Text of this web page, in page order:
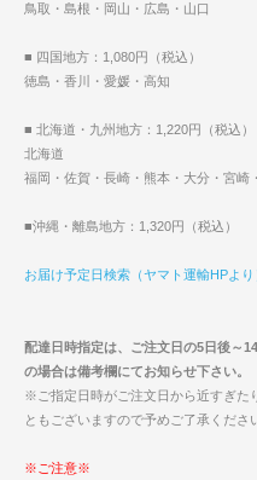
鳥取・島根・岡山・広島・山口
■ 四国地方：1,080円（税込）
徳島・香川・愛媛・高知
■ 北海道・九州地方：1,220円（税込）
北海道
福岡・佐賀・長崎・熊本・大分・宮崎
■沖縄・離島地方：1,320円（税込）
お届け予定日検索（ヤマト運輸HPより
配達日時指定は、ご注文日の5日後～
の場合は備考欄にてお知らせ下さい。
※ご指定日時がご注文日から近すぎた
ともございますので予めご了承くださ
※ご注意※